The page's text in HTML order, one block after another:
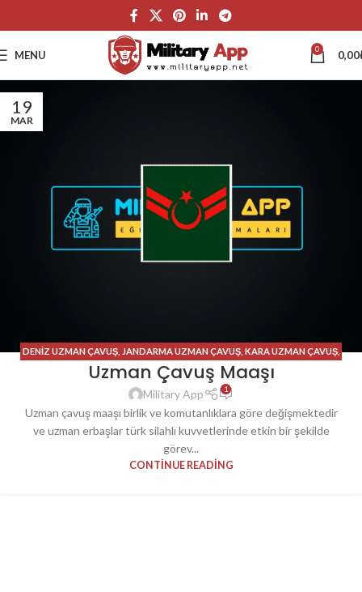
MENU 0 0,00
19
MAR
DENIZ UZMAN ÇAVUŞ, JANDARMA UZMAN ÇAVUŞ, KARA UZMAN ÇAVUŞ,
UZMAN ÇAVUŞ
Uzman Çavuş Maaşı
Military App 1
Uzman çavuş maaşı birlik ve komutanlıklara göre değişmektedir
ve uzman erbaşlar türk silahlı kuvvetlerinde etkin bir şekilde
görev...
CONTINUE READING